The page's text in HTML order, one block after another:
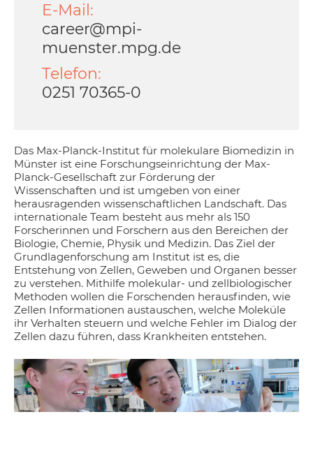
Das Max-Planck-Institut für molekulare Biomedizin in
Münster ist eine Forschungseinrichtung der Max-
Planck-Gesellschaft zur Förderung der
Wissenschaften und ist umgeben von einer
herausragenden wissenschaftlichen Landschaft. Das
internationale Team besteht aus mehr als 150
Forscherinnen und Forschern aus den Bereichen der
Biologie, Chemie, Physik und Medizin. Das Ziel der
Grundlagenforschung am Institut ist es, die
Entstehung von Zellen, Geweben und Organen besser
zu verstehen. Mithilfe molekular- und zellbiologischer
Methoden wollen die Forschenden herausfinden, wie
Zellen Informationen austauschen, welche Moleküle
ihr Verhalten steuern und welche Fehler im Dialog der
Zellen dazu führen, dass Krankheiten entstehen.
E-Mail:
career@mpi-
muenster.mpg.de
Telefon:
0251 70365-0